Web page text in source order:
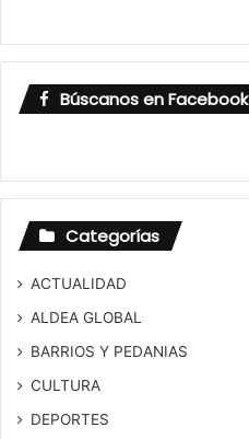
Búscanos en Facebook
Categorías
ACTUALIDAD
ALDEA GLOBAL
BARRIOS Y PEDANIAS
CULTURA
DEPORTES